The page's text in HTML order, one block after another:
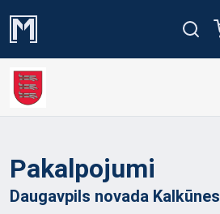
Pakalpojumi
Daugavpils novada Kalkūnes